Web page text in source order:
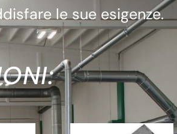
le sue esigenze.